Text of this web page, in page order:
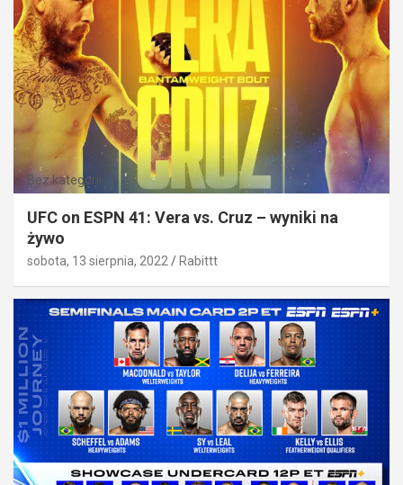
Bez kategorii
UFC on ESPN 41: Vera vs. Cruz – wyniki na
żywo
sobota, 13 sierpnia, 2022 Rabittt